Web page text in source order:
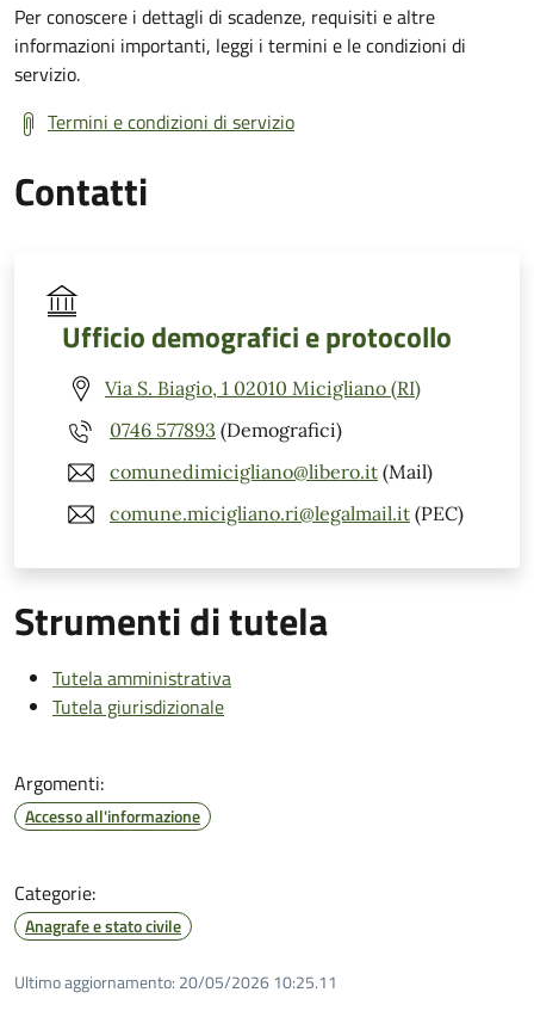
Per conoscere i dettagli di scadenze, requisiti e altre
informazioni importanti, leggi i termini e le condizioni di
servizio.
Termini e condizioni di servizio
Contatti
Ufficio demografici e protocollo
Via S. Biagio, 1 02010 Micigliano (RI)
0746 577893 (Demografici)
comunedimicigliano@libero.it (Mail)
comune.micigliano.ri@legalmail.it (PEC)
Strumenti di tutela
Tutela amministrativa
Tutela giurisdizionale
Argomenti:
Accesso all'informazione
Categorie:
Anagrafe e stato civile
Ultimo aggiornamento: 20/05/2026 10:25.11